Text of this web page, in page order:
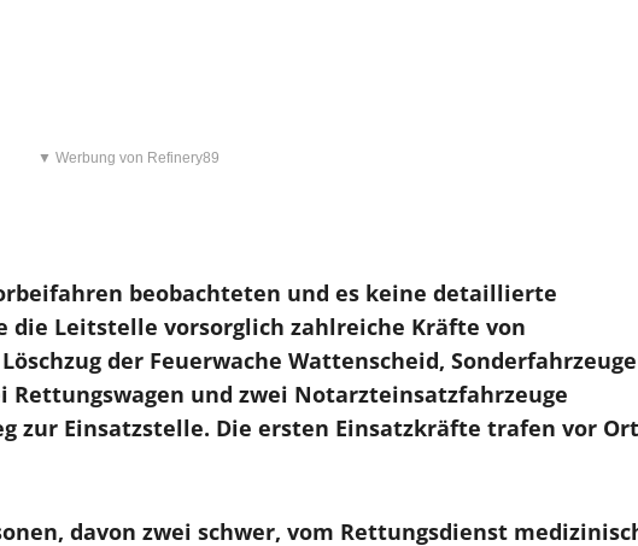
▼ Werbung von Refinery89
beobachteten und es keine detaillierte
die Leitstelle vorsorglich zahlreiche Kräfte von
der Feuerwache Wattenscheid, Sonderfahrzeuge
und zwei Notarzteinsatzfahrzeuge
zur Einsatzstelle. Die ersten Einsatzkräfte trafen vor Ort
davon zwei schwer, vom Rettungsdienst